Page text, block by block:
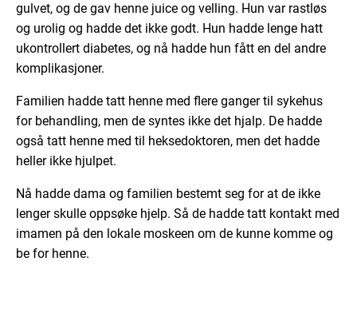
gulvet, og de gav henne juice og velling. Hun var rastløs
og urolig og hadde det ikke godt. Hun hadde lenge hatt
ukontrollert diabetes, og nå hadde hun fått en del andre
komplikasjoner.
Familien hadde tatt henne med flere ganger til sykehus
for behandling, men de syntes ikke det hjalp. De hadde
også tatt henne med til heksedoktoren, men det hadde
heller ikke hjulpet.
Nå hadde dama og familien bestemt seg for at de ikke
lenger skulle oppsøke hjelp. Så de hadde tatt kontakt med
imamen på den lokale moskeen om de kunne komme og
be for henne.